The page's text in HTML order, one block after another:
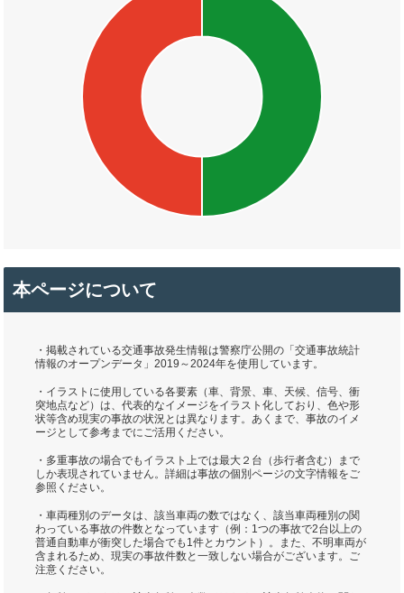
本ページについて
・掲載されている交通事故発生情報は警察庁公開の「交通事故統計
情報のオープンデータ」2019～2024年を使用しています。
・イラストに使用している各要素（車、背景、車、天候、信号、衝
突地点など）は、代表的なイメージをイラスト化しており、色や形
状等含め現実の事故の状況とは異なります。あくまで、事故のイメ
ージとして参考までにご活用ください。
・多重事故の場合でもイラスト上では最大２台（歩行者含む）まで
しか表現されていません。詳細は事故の個別ページの文字情報をご
参照ください。
・車両種別のデータは、該当車両の数ではなく、該当車両種別の関
わっている事故の件数となっています（例：1つの事故で2台以上の
普通自動車が衝突した場合でも1件とカウント）。また、不明車両が
含まれるため、現実の事故件数と一致しない場合がございます。ご
注意ください。